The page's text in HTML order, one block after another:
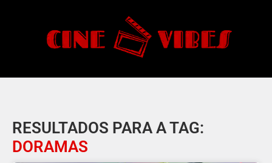
RESULTADOS PARA A TAG:
DORAMAS